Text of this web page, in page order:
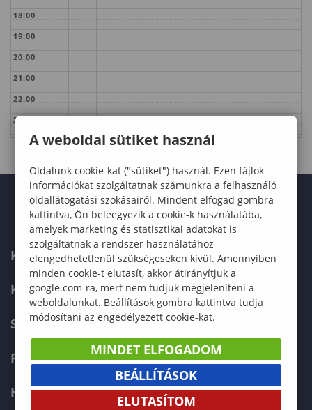
18:00
19:00
20:00
21:00
22:00
23:00
KAPCSOLAT
KÉPZÉSKERESŐ
SZERVEZETI FELÉPÍTÉS
FELVÉTELIZŐKNEK
HALLGATÓKNAK
A weboldal sütiket használ
Oldalunk cookie-kat ("sütiket") használ. Ezen fájlok
információkat szolgáltatnak számunkra a felhasználó
oldallátogatási szokásairól. Mindent elfogad gombra
kattintva, Ön beleegyezik a cookie-k használatába,
amelyek marketing és statisztikai adatokat is
szolgáltatnak a rendszer használatához
elengedhetetlenül szükségeseken kívül. Amennyiben
minden cookie-t elutasít, akkor átirányítjuk a
google.com-ra, mert nem tudjuk megjeleníteni a
weboldalunkat. Beállítások gombra kattintva tudja
módosítani az engedélyezett cookie-kat.
MINDET ELFOGADOM
BEÁLLÍTÁSOK
ELUTASÍTOM